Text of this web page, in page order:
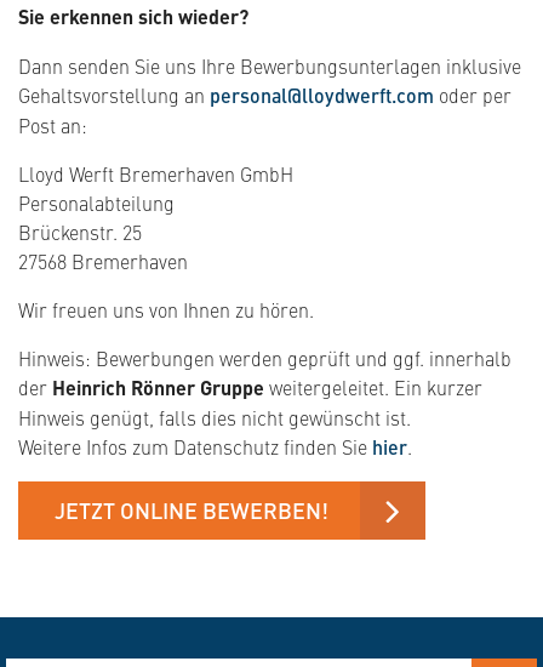
Sie erkennen sich wieder?
Dann senden Sie uns Ihre Bewerbungsunterlagen inklusive
Gehaltsvorstellung an personal@lloydwerft.com oder per
Post an:
Lloyd Werft Bremerhaven GmbH
Personalabteilung
Brückenstr. 25
27568 Bremerhaven
Wir freuen uns von Ihnen zu hören.
Hinweis: Bewerbungen werden geprüft und ggf. innerhalb
der Heinrich Rönner Gruppe weitergeleitet. Ein kurzer
Hinweis genügt, falls dies nicht gewünscht ist.
Weitere Infos zum Datenschutz finden Sie hier.
JETZT ONLINE BEWERBEN!